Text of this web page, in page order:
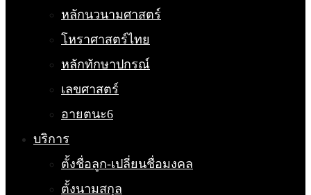
หลักนวนามศาสตร์
โหราศาสตร์ไทย
หลักทักษาปกรณ์
เลขศาสตร์
อายตนะ6
บริการ
ตั้งชื่อลูก-เปลี่ยนชื่อมงคล
ตั้งนามสกุล